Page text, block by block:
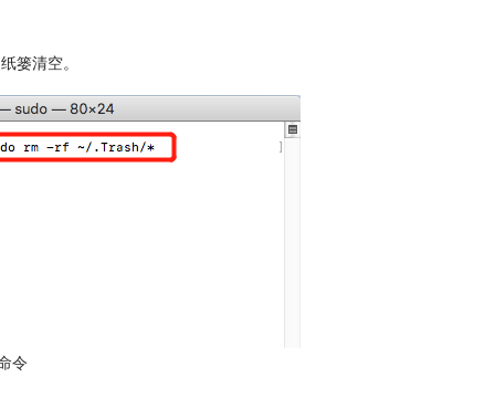
篓清空。
令